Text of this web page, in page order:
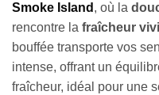
Smoke Island , où la
rencontre la fraîcheur
bouffée transporte vos
intense, offrant un
fraîcheur, idéal pour une